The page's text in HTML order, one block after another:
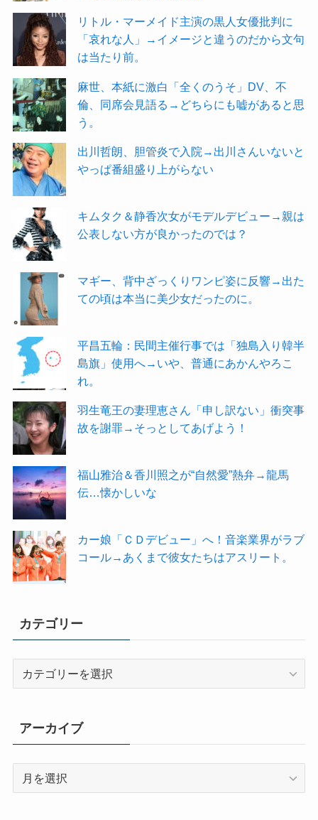
リトル・マーメイド主演の黒人女優批判に
「哀れな人」→イメージと違うのだから文句
は当たり前。
麻世、本紙に激白「全くのうそ」DV、不
倫、同席会見語る→どちらにも嘘があると思
う。
出川哲朗、胆管炎で入院→出川さんいないと
やっぱ番組盛り上がらない
キムタク＆静香次女がモデルデビュー→親は
公表しない方が良かったのでは？
マギー、背中ざっくりワンピ姿に反響→出た
ての頃は本当に美少女だったのに。
平昌五輪：民間主催行事では「独島入り韓半
島旗」使用へ→いや、普通にあかんやろこ
れ。
羽生竜王の妻理恵さん「申し訳ない」衝突事
故を謝罪→そっとしてあげよう！
福山雅治＆香川照之が“自然愛”熱弁→龍馬
伝…懐かしいな
カー娘「ＣＤデビュー」へ！音楽業界がラブ
コール→あくまで彼女たちはアスリート。
カテゴリー
ー
アーカイブ